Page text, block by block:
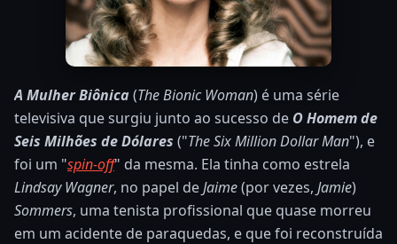
A Mulher Biônica(The Bionic Woman) é uma série
televisiva que surgiu junto ao sucesso de O Homem de
Seis Milhões de Dólares ("The Six Million Dollar Man"), e
foi um "spin-off" da mesma. Ela tinha como estrela
Lindsay Wagner, no papel deJaime(por vezes, Jamie)
Sommers, uma tenista profissional que quase morreu
em um acidente de paraquedas, e que foi reconstruída